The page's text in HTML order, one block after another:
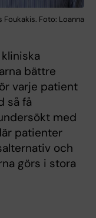
Foukakis. Foto: Loanna
bättre
varje patient
så få
med
patienter
och
görs i stora